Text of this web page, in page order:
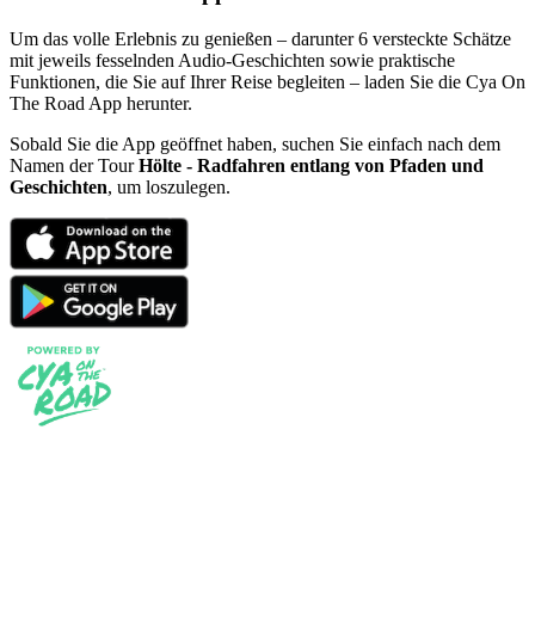
Um das volle Erlebnis zu genießen – darunter 6 versteckte Schätze
mit jeweils fesselnden Audio-Geschichten sowie praktische
Funktionen, die Sie auf Ihrer Reise begleiten – laden Sie die Cya On
The Road App herunter.
Sobald Sie die App geöffnet haben, suchen Sie einfach nach dem
Namen der TourHölte - Radfahren entlang von Pfaden und
Geschichten, um loszulegen.